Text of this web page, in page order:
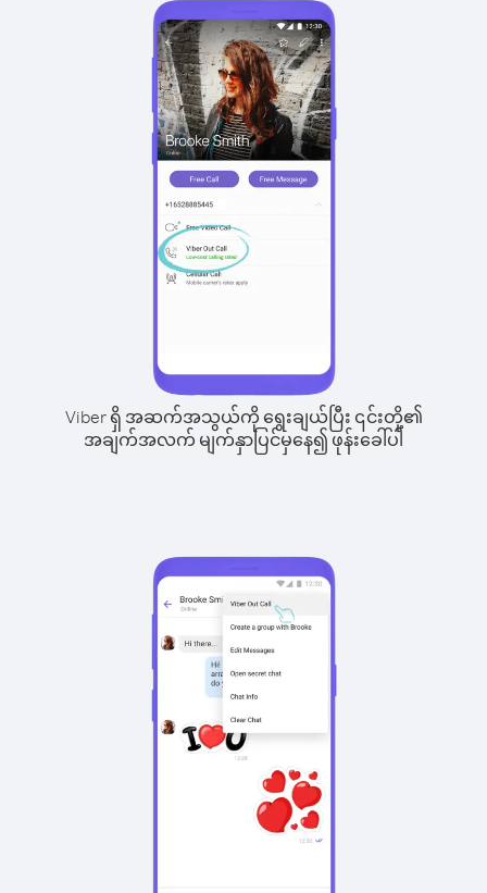
Viber ရှိ အဆက်အသွယ်ကို ရွေးချယ်ပြီး ၎င်းတို့၏
အချက်အလက် မျက်နှာပြင်မှနေ၍ ဖုန်းခေါ်ပါ